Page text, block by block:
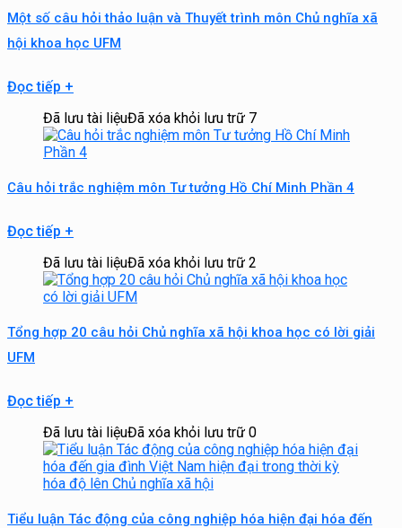
Một số câu hỏi thảo luận và Thuyết trình môn Chủ nghĩa xã
hội khoa học UFM
Đọc tiếp +
Đã lưu tài liệuĐã xóa khỏi lưu trữ 7
Câu hỏi trắc nghiệm môn Tư tưởng Hồ Chí Minh Phần 4
Đọc tiếp +
Đã lưu tài liệuĐã xóa khỏi lưu trữ 2
Tổng hợp 20 câu hỏi Chủ nghĩa xã hội khoa học có lời giải
UFM
Đọc tiếp +
Đã lưu tài liệuĐã xóa khỏi lưu trữ 0
Tiểu luận Tác động của công nghiệp hóa hiện đại hóa đến